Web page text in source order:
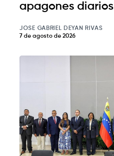
apagones diarios
JOSE GABRIEL DEYAN RIVAS
7 de agosto de 2026